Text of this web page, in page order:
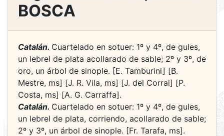
BOSCA
Catalán. Cuartelado en sotuer: 1º y 4º, de gules,
un lebrel de plata acollarado de sable; 2º y 3º, de
oro, un árbol de sinople. [E. Tamburini] [B.
Mestre, ms] [J. R. Vila, ms] [J. del Corral] [P.
Costa, ms] [A. G. Carraffa].
Catalán. Cuartelado en sotuer: 1º y 4º, de gules,
un lebrel de plata, corriendo, acollarado de sable;
2º y 3º, un árbol de sinople. [Fr. Tarafa, ms].